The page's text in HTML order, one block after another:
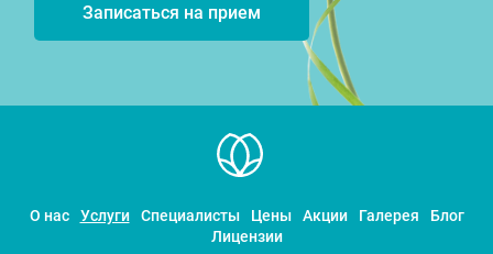
Записаться на прием
О нас Услуги Специалисты Цены Акции Галерея
Блог
Лицензии